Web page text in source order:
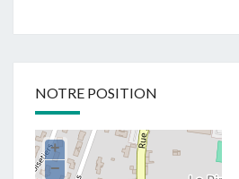
NOTRE POSITION
+
−